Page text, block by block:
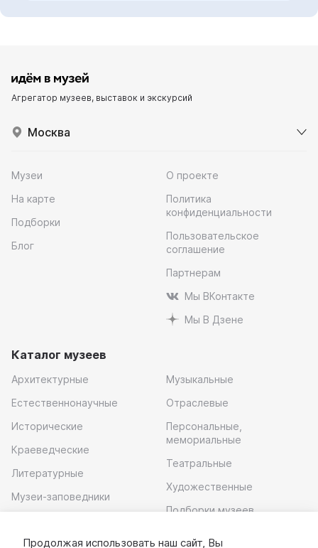
Агрегатор музеев, выставок и экскурсий
Москва
Музеи
На карте
Подборки
Блог
О проекте
Политика
конфиденциальности
Пользовательское
соглашение
Партнерам
Мы ВКонтакте
Мы В Дзене
Каталог музеев
Архитектурные
Естественнонаучные
Исторические
Краеведческие
Литературные
Музеи-заповедники
Музыкальные
Отраслевые
Персональные,
мемориальные
Театральные
Художественные
Подборки музеев
Продолжая использовать наш сайт, Вы